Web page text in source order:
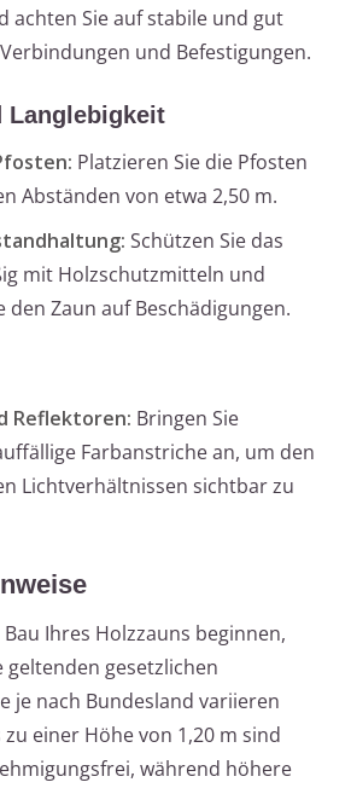
achten Sie auf stabile und gut
und Befestigungen.
Langlebigkeit
Platzieren Sie die Pfosten
Abständen von etwa 2,50 m.
Schützen Sie das
mit Holzschutzmitteln und
den Zaun auf Beschädigungen.
Reflektoren: Bringen Sie
Farbanstriche an, um den
Lichtverhältnissen sichtbar zu
Ihres Holzzauns beginnen,
gesetzlichen
je nach Bundesland variieren
einer Höhe von 1,20 m sind
während höhere